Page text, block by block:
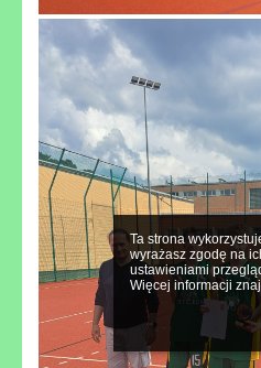
Ta strona
wyrażasz zgodę na
ustawieniami
Więcej informacji